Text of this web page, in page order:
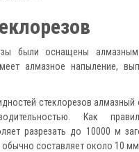
были оснащены
алмазное напыление,
стеклорезов алмазный
Как
разрезать до 10000 м
составляет около 10 мм.